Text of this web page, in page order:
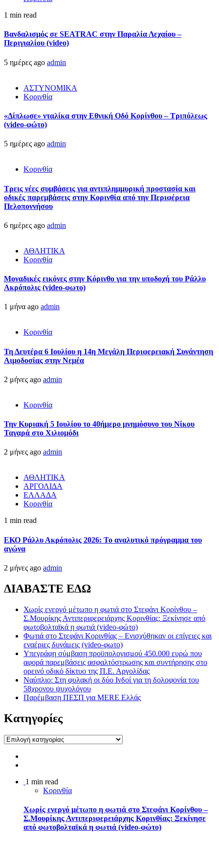
1 min read
Βανδαλισμός σε SEATRAC στην Παραλία Λεχαίου –
Περιγιαλίου (video)
5 ημέρες ago admin
ΑΣΤΥΝΟΜΙΚΑ
Κορινθία
«Δίπλωσε» νταλίκα στην Εθνική Oδό Κορίνθου – Τριπόλεως
(video-φώτο)
5 ημέρες ago admin
Κορινθία
Τρεις νέες συμβάσεις για αντιπλημμυρική προστασία και
οδικές παρεμβάσεις στην Κορινθία από την Περιφέρεια
Πελοποννήσου
6 ημέρες ago admin
ΑΘΛΗΤΙΚΑ
Κορινθία
Μοναδικές εικόνες στην Κόρινθο για την υποδοχή του Ράλλυ
Ακρόπολις (video-φωτο)
1 μήνα ago admin
Κορινθία
Τη Δευτέρα 6 Ιουλίου η 14η Μεγάλη Περιφερειακή Συνάντηση
Αιμοδοσίας στην Νεμέα
2 μήνες ago admin
Κορινθία
Την Κυριακή 5 Ιουλίου το 40ήμερο μνημόσυνο του Νίκου
Ταγαρά στο Χιλιομόδι
2 μήνες ago admin
ΑΘΛΗΤΙΚΑ
ΑΡΓΟΛΙΔΑ
ΕΛΛΑΔΑ
Κορινθία
1 min read
ΕΚΟ Ράλλυ Ακρόπολις 2026: Το αναλυτικό πρόγραμμα του
αγώνα
2 μήνες ago admin
ΔΙΑΒΑΣΤΕ ΕΔΩ
Χωρίς ενεργό μέτωπο η φωτιά στο Στεφάνι Κορίνθου –
Σ.Μουρίκης Αντιπεριφερειάρχης Κορινθίας: Ξεκίνησε από
φωτοβολταϊκά η φωτιά (video-φώτο)
Φωτιά στο Στεφάνι Κορινθίας – Ενισχύθηκαν οι επίγειες και
εναέριες δυνάμεις (video-φωτο)
Υπεγράφη σύμβαση προϋπολογισμού 450.000 ευρώ που
αφορά παρεμβάσεις ασφαλτόστρωσης και συντήρησης στο
ορεινό οδικό δίκτυο της Π.Ε. Αργολίδας
Ναύπλιο: Στη φυλακή οι δύο Ινδοί για τη δολοφονία του
58χρονου ψυχολόγου
Παρέμβαση ΠΕΣΠ για MERE Ελλάς
Kατηγορίες
Kατηγορίες
1 min read
Κορινθία
Χωρίς ενεργό μέτωπο η φωτιά στο Στεφάνι Κορίνθου –
Σ.Μουρίκης Αντιπεριφερειάρχης Κορινθίας: Ξεκίνησε
από φωτοβολταϊκά η φωτιά (video-φώτο)